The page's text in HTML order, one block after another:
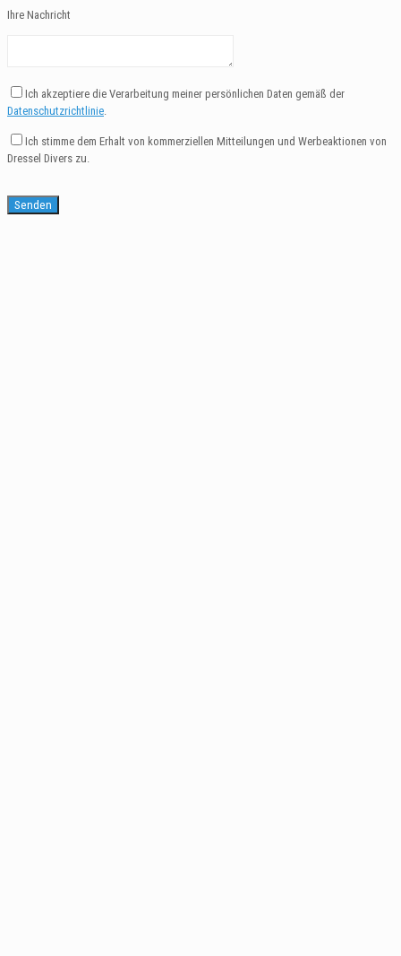
Ihre Nachricht
Ich akzeptiere die Verarbeitung meiner persönlichen Daten gemäß der
Datenschutzrichtlinie
Ich stimme dem Erhalt von kommerziellen Mitteilungen und Werbeaktionen von
Dressel Divers zu.